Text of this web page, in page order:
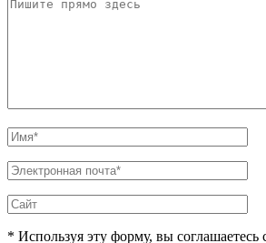
* Используя эту форму, вы